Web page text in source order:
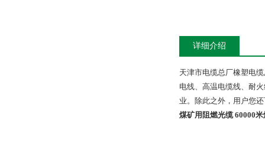
详细介绍
天津市电缆总厂橡塑电
电线、高温电缆线、耐
业。除此之外，用户您
煤矿用阻燃光缆 60000米